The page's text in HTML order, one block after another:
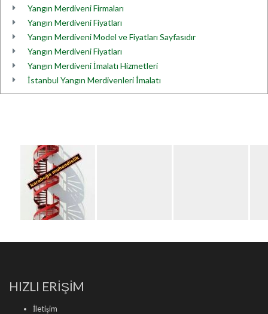
Yangın Merdiveni Firmaları
Yangın Merdiveni Fiyatları
Yangın Merdiveni Model ve Fiyatları Sayfasıdır
Yangın Merdiveni Fiyatları
Yangın Merdiveni İmalatı Hizmetleri
İstanbul Yangın Merdivenleri İmalatı
HIZLI ERİŞİM
İletişim